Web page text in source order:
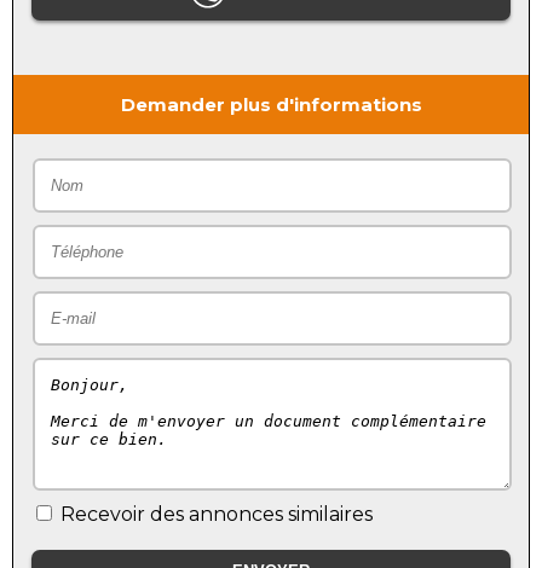
Demander plus d'informations
Recevoir des annonces similaires